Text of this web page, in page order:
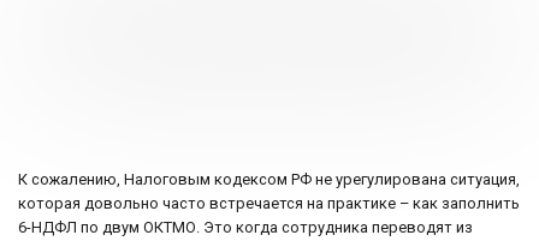
К сожалению, Налоговым кодексом РФ не урегулирована ситуация,
которая довольно часто встречается на практике – как заполнить
6-НДФЛ по двум ОКТМО. Это когда сотрудника переводят из